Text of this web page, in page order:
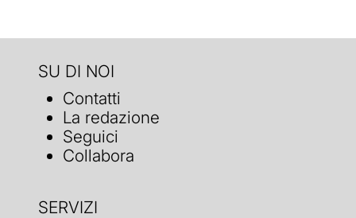
SU DI NOI
Contatti
La redazione
Seguici
Collabora
SERVIZI